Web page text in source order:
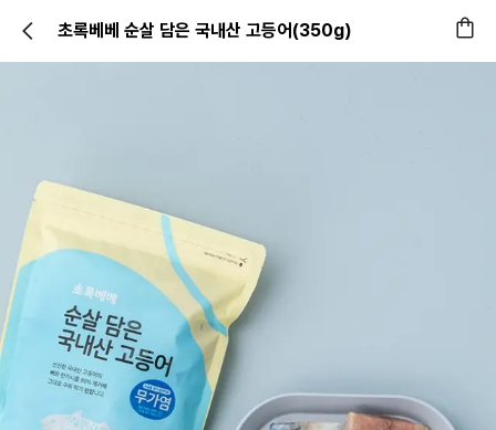
초록베베 순살 담은 국내산 고등어(350g)